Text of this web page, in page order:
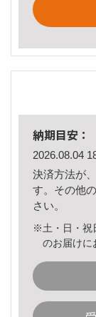
納期目安：
2026.08.04
決済方法が
す。その他
さい。
※土・日・祝
のお届けに